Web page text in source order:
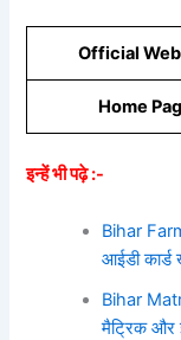
Official
Home
इन्हें भी पढ़े :-
Bihar
आईडी
Bihar
मैट्रिक और